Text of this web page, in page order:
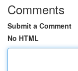
Comments
Submit a Comment
No HTML